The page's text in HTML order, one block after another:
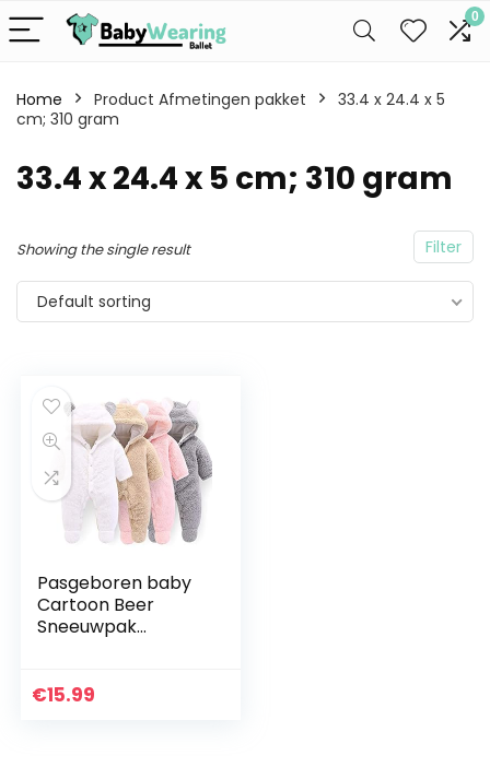
0
Home Product Afmetingen pakket
33.4 x 24.4 x 5
cm; 310 gram
33.4 x 24.4 x 5 cm; 310 gram
Filter
Showing the single result
Default sorting
Pasgeboren baby
Cartoon Beer
Sneeuwpak
Jumpsuit (Grijs, 9-
€15.99